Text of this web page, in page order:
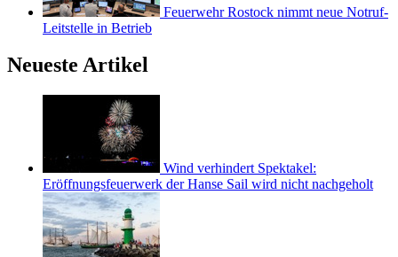
Feuerwehr Rostock nimmt neue Notruf-
Leitstelle in Betrieb
Neueste Artikel
Wind verhindert Spektakel:
Eröffnungsfeuerwerk der Hanse Sail wird nicht nachgeholt